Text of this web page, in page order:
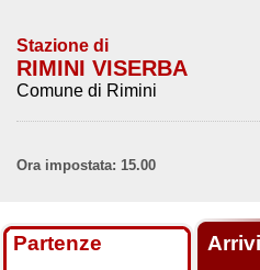
Stazione di
RIMINI VISERBA
Comune di Rimini
Ora impostata: 15.00
Partenze Arrivi